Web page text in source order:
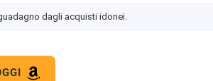
dagli acquisti idonei.